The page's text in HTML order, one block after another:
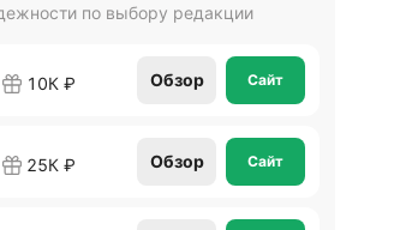
по выбору редакции
10К ₽ Обзор Сайт
25К ₽ Обзор Сайт